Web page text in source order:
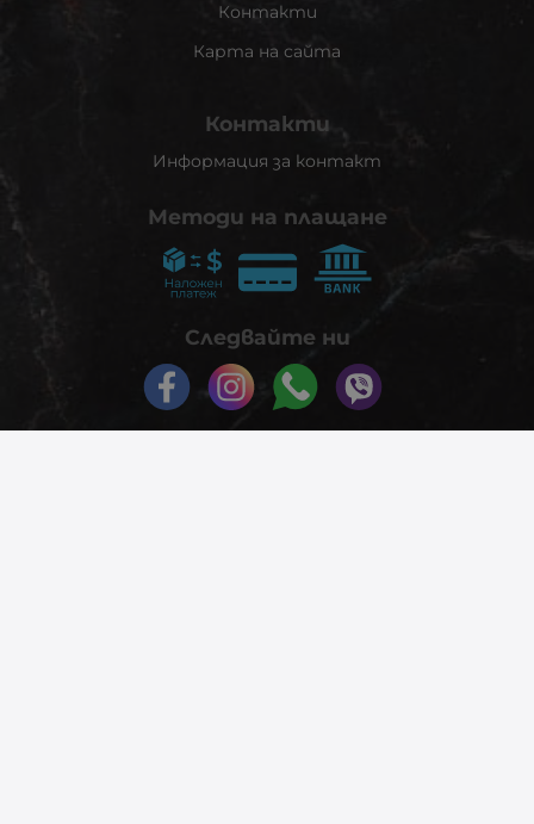
Контакти
Карта на сайта
Контакти
Информация за контакт
Методи на плащане
Следвайте ни